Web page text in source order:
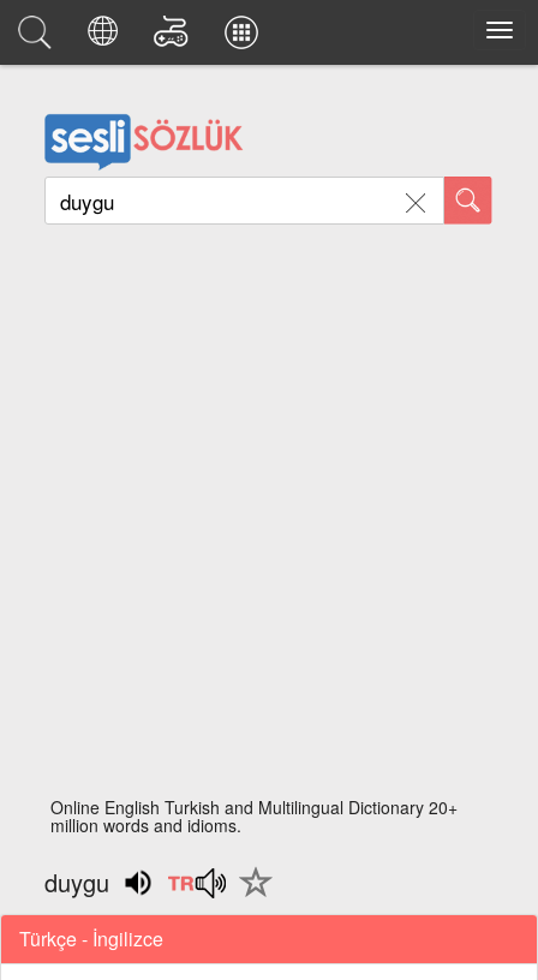
Online English Turkish and Multilingual Dictionary 20+
million words and idioms.
duygu
Türkçe - İngilizce